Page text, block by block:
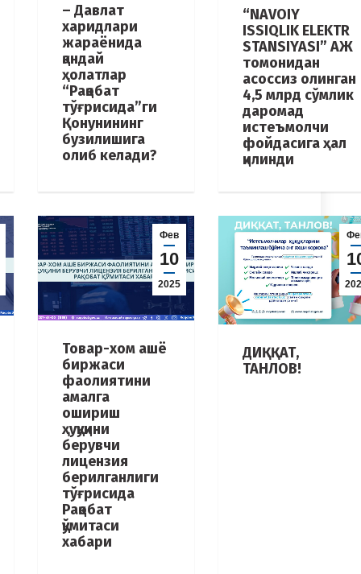
– Давлат
харидлари
жараёнида
қандай
ҳолатлар
“Рақобат
тўғрисида”ги
Қонунининг
бузилишига
олиб келади?
“NAVOIY
ISSIQLIK ELEKTR
STANSIYASI” АЖ
томонидан
асоссиз олинган
4,5 млрд сўмлик
даромад
истеъмолчи
фойдасига ҳал
қилинди
Фев
10
2025
Товар-хом ашё
биржаси
фаолиятини
амалга
ошириш
ҳуқуқини
берувчи
лицензия
берилганлиги
тўғрисида
Рақобат
қўмитаси
хабари
ДИҚҚАТ,
ТАНЛОВ!